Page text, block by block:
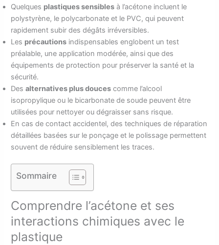
Quelques plastiques sensibles à l’acétone incluent le
polystyrène, le polycarbonate et le PVC, qui peuvent
rapidement subir des dégâts irréversibles.
Les précautions indispensables englobent un test
préalable, une application modérée, ainsi que des
équipements de protection pour préserver la santé et la
sécurité.
Desalternatives plus douces comme l’alcool
isopropylique ou le bicarbonate de soude peuvent être
utilisées pour nettoyer ou dégraisser sans risque.
En cas de contact accidentel, des techniques de réparation
détaillées basées sur le ponçage et le polissage permettent
souvent de réduire sensiblement les traces.
Sommaire
Comprendre l’acétone et ses
interactions chimiques avec le
plastique